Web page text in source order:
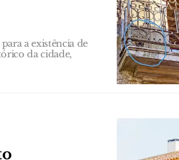
a existência de
da cidade,